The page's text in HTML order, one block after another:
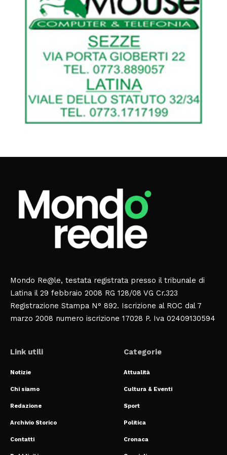
Mondo Re@le, testata registrata presso il tribunale di
Latina il 29 febbraio 2008 RG 128/08 VG Cr.323
Registrazione Stampa N° 892. Iscrizione al ROC dal 7
marzo 2008 numero iscrizione 17028 P. Iva 02409130594
Link utili
Notizie
Chi siamo
Redazione
Archivio Storico
Contatti
Categorie
Attualità
Cultura & Eventi
Sport
Politica
Cronaca